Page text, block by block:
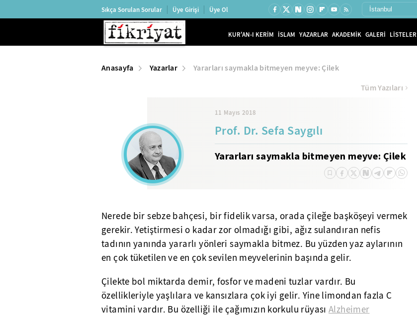
Sıkça Sorulan Sorular Üye Girişi Üye Ol
KUR'AN-I KERİM İSLAM YAZARLAR AKADEMİK GALERİ LİSTELER
Anasayfa Yazarlar Yararları saymakla bitmeyen meyve: Çilek
11 Mayıs 2018
Prof. Dr. Sefa Saygılı
Yararları saymakla bitmeyen meyve: Çilek
Tüm Yazıları
Nerede bir sebze bahçesi, bir fidelik varsa, orada çileğe başköşeyi vermek
gerekir. Yetiştirmesi o kadar zor olmadığı gibi, ağız sulandıran nefis
tadının yanında yararlı yönleri saymakla bitmez. Bu yüzden yaz aylarının
en çok tüketilen ve en çok sevilen meyvelerinin başında gelir.
Çilekte bol miktarda demir, fosfor ve madeni tuzlar vardır. Bu
özellikleriyle yaşlılara ve kansızlara çok iyi gelir. Yine limondan fazla C
vitamini vardır. Bu özelliği ile çağımızın korkulu rüyasıAlzheimer